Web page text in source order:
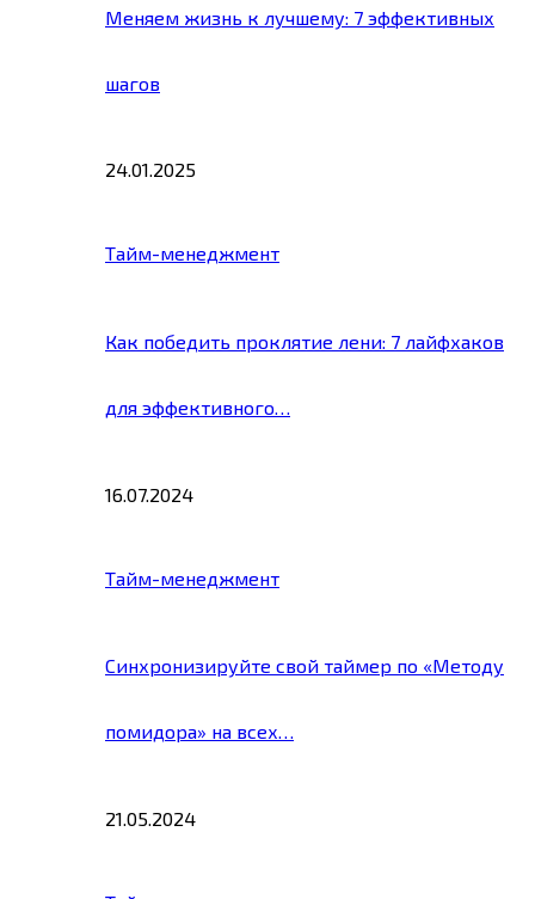
Меняем жизнь к лучшему: 7 эффективных
шагов
24.01.2025
Тайм-менеджмент
Как победить проклятие лени: 7 лайфхаков
для эффективного…
16.07.2024
Тайм-менеджмент
Синхронизируйте свой таймер по «Методу
помидора» на всех…
21.05.2024